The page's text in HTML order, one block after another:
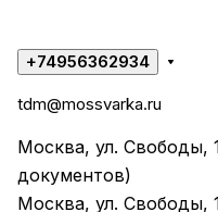
+74956362934
tdm@mossvarka.ru
Москва, ул. Свободы,
документов)
Москва, ул. Свободы,